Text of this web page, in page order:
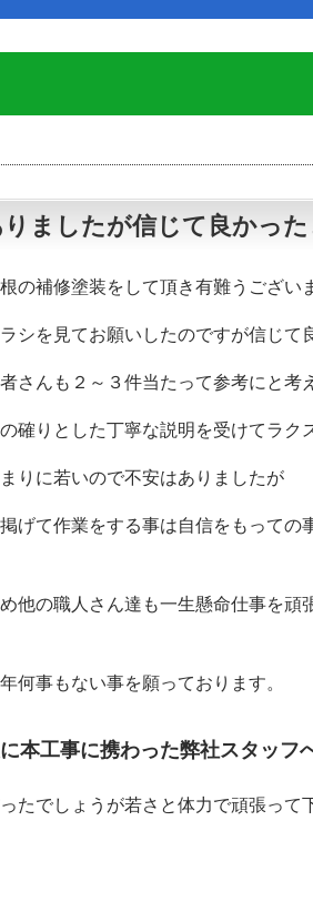
ましたが信じて良かっ
の補修塗装をして頂き有難うござい
シを見てお願いしたのですが信じて
さんも２～３件当たって参考にと考
確りとした丁寧な説明を受けてラク
りに若いので不安はありましたが
げて作業をする事は自信をもっての
他の職人さん達も一生懸命仕事を頑
何事もない事を願っております。
本工事に携わった弊社スタッフ
たでしょうが若さと体力で頑張って